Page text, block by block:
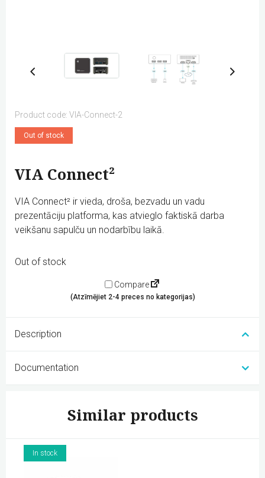
Product code: VIA-Connect-2
Out of stock
VIA Connect²
VIA Connect² ir vieda, droša, bezvadu un vadu
prezentāciju platforma, kas atvieglo faktiskā darba
veikšanu sapulču un nodarbību laikā.
Out of stock
Compare
(Atzīmējiet 2-4 preces no kategorijas)
Description
Documentation
Similar products
In stock